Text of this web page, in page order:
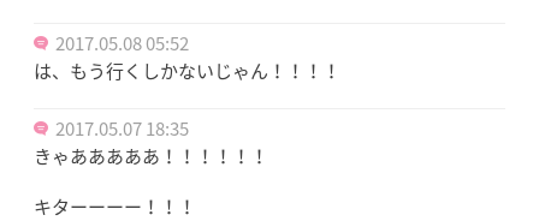
2017.05.08 05:52
は、もう行くしかないじゃん！！！！
2017.05.07 18:35
きゃあああああ！！！！！！
キターーーー！！！